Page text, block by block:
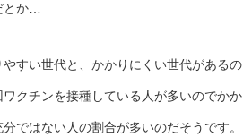
とか…
すい世代と、かかりにくい世代があるの
クチンを接種している人が多いのでかか
ではない人の割合が多いのだそうです。